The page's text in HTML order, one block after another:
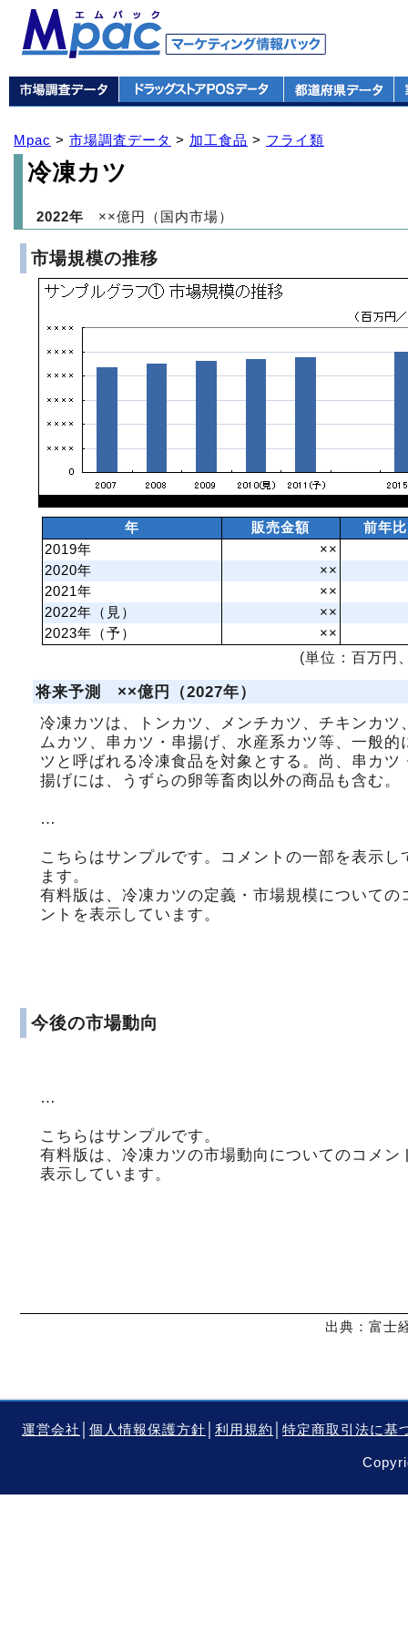
Mpac > 市場調査データ > 加工食品 > フライ類
冷凍カツ
2022年 ××億円（国内市場）
市場規模の推移
年 販売金額
前年比
2019年
××
2020年
××
2021年
××
2022年（見）
××
2023年（予）
××
(単位：百万円
将来予測 ××億円（2027年）
冷凍カツは、トンカツ、メンチカツ、チキンカツ
ムカツ、串カツ・串揚げ、水産系カツ等、一般的
ツと呼ばれる冷凍食品を対象とする。尚、串カツ
揚げには、うずらの卵等畜肉以外の商品も含む。
…
こちらはサンプルです。コメントの一部を表示し
ます。
有料版は、冷凍カツの定義・市場規模についての
ントを表示しています。
今後の市場動向
…
こちらはサンプルです。
有料版は、冷凍カツの市場動向についてのコメン
表示しています。
出典：富士
運営会社 個人情報保護方針 利用規約 特定商取引法に基